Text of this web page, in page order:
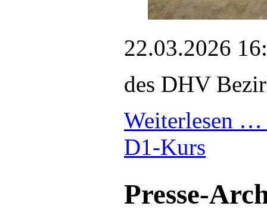
22.03.2026
des DHV
Weiterlesen
D1-Kurs
Presse-